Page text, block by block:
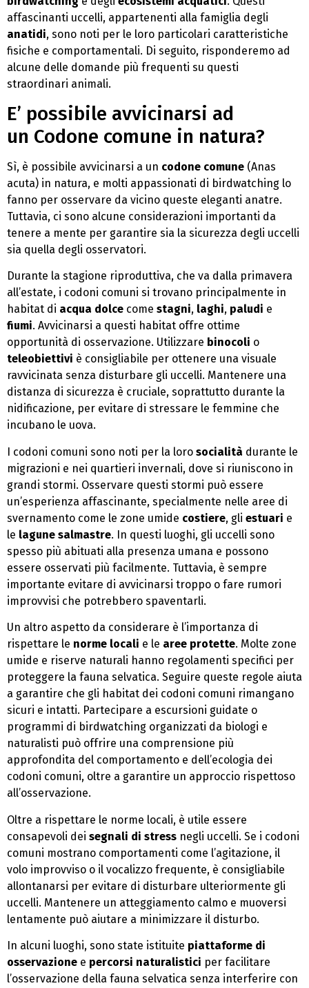
affascinanti uccelli, appartenenti alla famiglia degli
anatidi, sono noti per le loro particolari caratteristiche
fisiche e comportamentali. Di seguito, risponderemo ad
alcune delle domande più frequenti su questi
straordinari animali.
E’ possibile avvicinarsi ad
un Codone comune in natura?
Sì, è possibile avvicinarsi a un codone comune (Anas
acuta) in natura, e molti appassionati di birdwatching lo
fanno per osservare da vicino queste eleganti anatre.
Tuttavia, ci sono alcune considerazioni importanti da
tenere a mente per garantire sia la sicurezza degli uccelli
sia quella degli osservatori.
Durante la stagione riproduttiva, che va dalla primavera
all’estate, i codoni comuni si trovano principalmente in
habitat di acqua dolce come stagni, laghi, paludi e
fiumi. Avvicinarsi a questi habitat offre ottime
opportunità di osservazione. Utilizzare binocoli o
teleobiettivi è consigliabile per ottenere una visuale
ravvicinata senza disturbare gli uccelli. Mantenere una
distanza di sicurezza è cruciale, soprattutto durante la
nidificazione, per evitare di stressare le femmine che
incubano le uova.
I codoni comuni sono noti per la loro socialità durante le
migrazioni e nei quartieri invernali, dove si riuniscono in
grandi stormi. Osservare questi stormi può essere
un’esperienza affascinante, specialmente nelle aree di
svernamento come le zone umide costiere, gli estuari e
le lagune salmastre. In questi luoghi, gli uccelli sono
spesso più abituati alla presenza umana e possono
essere osservati più facilmente. Tuttavia, è sempre
importante evitare di avvicinarsi troppo o fare rumori
improvvisi che potrebbero spaventarli.
Un altro aspetto da considerare è l’importanza di
rispettare le norme locali e le aree protette. Molte zone
umide e riserve naturali hanno regolamenti specifici per
proteggere la fauna selvatica. Seguire queste regole aiuta
a garantire che gli habitat dei codoni comuni rimangano
sicuri e intatti. Partecipare a escursioni guidate o
programmi di birdwatching organizzati da biologi e
naturalisti può offrire una comprensione più
approfondita del comportamento e dell’ecologia dei
codoni comuni, oltre a garantire un approccio rispettoso
all’osservazione.
Oltre a rispettare le norme locali, è utile essere
consapevoli dei segnali di stress negli uccelli. Se i codoni
comuni mostrano comportamenti come l’agitazione, il
volo improvviso o il vocalizzo frequente, è consigliabile
allontanarsi per evitare di disturbare ulteriormente gli
uccelli. Mantenere un atteggiamento calmo e muoversi
lentamente può aiutare a minimizzare il disturbo.
In alcuni luoghi, sono state istituite piattaforme di
osservazione e percorsi naturalistici per facilitare
l’osservazione della fauna selvatica senza interferire con